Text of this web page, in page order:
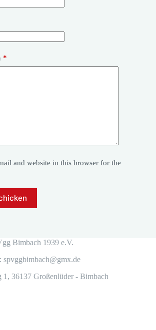
*
and website in this browser for the
Bimbach 1939 e.V.
spvggbimbach@gmx.de
1, 36137 Großenlüder - Bimbach